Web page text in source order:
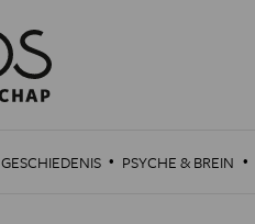
GESCHIEDENIS · PSYCHE & BREIN ·